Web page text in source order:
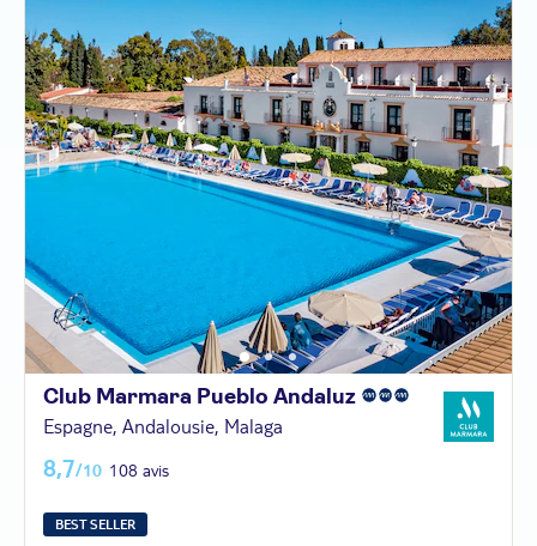
Club Marmara Pueblo Andaluz
Espagne, Andalousie, Malaga
8,7/10 108 avis
BEST SELLER